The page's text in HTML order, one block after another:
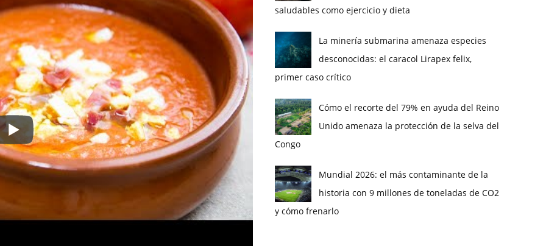
saludables como ejercicio y dieta
La minería submarina amenaza especies
desconocidas: el caracol Lirapex felix,
primer caso crítico
Cómo el recorte del 79% en ayuda del Reino
Unido amenaza la protección de la selva del
Congo
Mundial 2026: el más contaminante de la
historia con 9 millones de toneladas de CO2
y cómo frenarlo